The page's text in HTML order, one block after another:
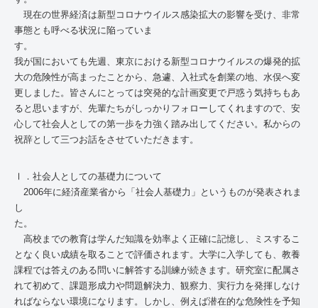
現在の世界経済は新型コロナウイルス感染拡大の影響を受け、非常
事態とも呼べる状況に陥っていま
す
我が国においても先週、東京における新型コロナウイルスの爆発的拡
大の危険性が高まったことから、急遽、入社式を創業の地、水俣へ変
更しました。皆さんにとっては突発的な計画変更で戸惑う気持ちもあ
ると思いますが、先輩たちがしっかりフォローしてくれますので、安
心して社会人としての第一歩を力強く踏み出してください。私からの
祝辞として三つお話をさせていただきます。
Ⅰ．社会人としての基礎力について
2006年に経済産業省から「社会人基礎力」というものが発表されま
し
た
高校までの教育は学んだ知識を効率よく正確に記憶し、ミスするこ
となく良い成績を取ることで評価されます。大学に入学しても、教養
課程では答えのある問いに解答する訓練が続きます。研究室に配属さ
れて初めて、課題形成力や問題解決力、観察力、実行力を発揮しなけ
ればならない環境になります。しかし、例えば潜在的な危険性を予知